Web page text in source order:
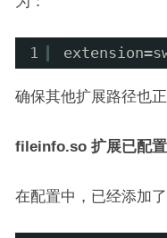
1
确保其他扩展路径也
fileinfo.so 扩展已配置
在配置中，已经添加了